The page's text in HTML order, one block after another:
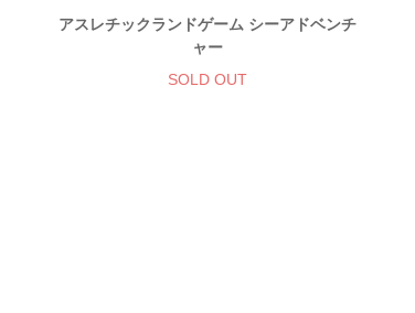
アスレチックランドゲーム シーアドベンチ
ャー
SOLD OUT